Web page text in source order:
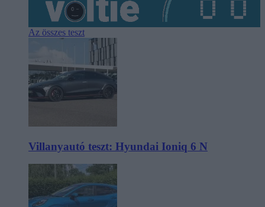
Az összes teszt
Villanyautó teszt: Hyundai Ioniq 6 N